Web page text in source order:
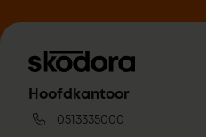
Hoofdkantoor
0513335000